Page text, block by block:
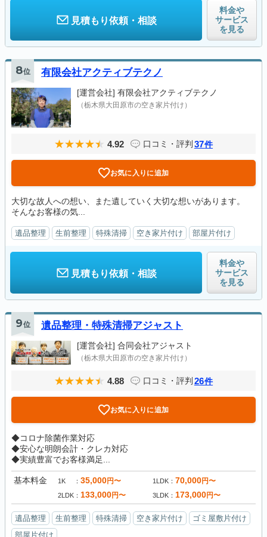
見積もり依頼・相談
料金や
サービス
を見る
8位 有限会社アクティブテクノ
[運営会社] 有限会社アクティブテクノ
（栃木県大田原市の空き家片付け）
4.92 口コミ・評判 37件
お気に入りに追加
大切な故人への想い、また遺していく大切な想いがあります。
そんなお客様の気...
遺品整理 生前整理 特殊清掃 空き家片付け 部屋片付け
見積もり依頼・相談
料金や
サービス
を見る
9位 遺品整理・特殊清掃アジャスト
[運営会社] 合同会社アジャスト
（栃木県大田原市の空き家片付け）
4.88 口コミ・評判 26件
お気に入りに追加
◆コロナ除菌作業対応
◆安心な明朗会計・クレカ対応
◆実績豊富でお客様満足...
基本料金 1K 35,000円〜 1LDK 70,000円〜
2LDK 133,000円〜 3LDK 173,000円〜
遺品整理 生前整理 特殊清掃 空き家片付け
ゴミ屋敷片付け
部屋片付け